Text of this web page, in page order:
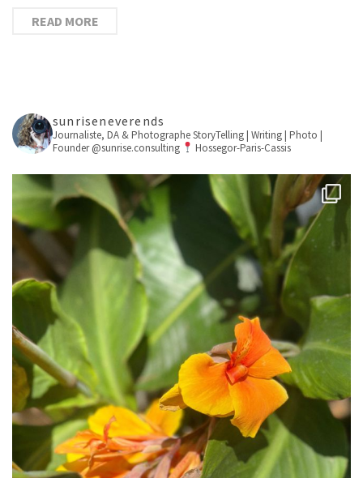
READ MORE
sunriseneverends
Journaliste, DA & PhotographeStoryTelling | Writing | Photo |
Founder @sunrise.consulting
Hossegor-Paris-Cassis